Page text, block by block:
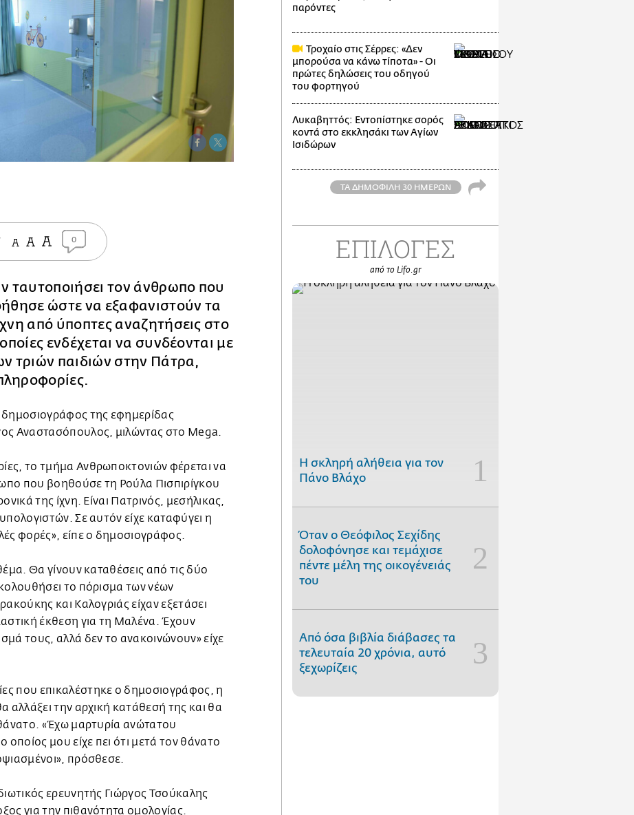
0
ταυτοποιήσει τον άνθρωπο που
ώστε να εξαφανιστούν τα
από ύποπτες αναζητήσεις στο
ενδέχεται να συνδέονται με
τριών παιδιών στην Πάτρα,
της εφημερίδας
Αναστασόπουλος, μιλώντας στο Mega.
το τμήμα Ανθρωποκτονιών φέρεται να
που βοηθούσε τη Ρούλα Πισπιρίγκου
της ίχνη. Είναι Πατρινός, μεσήλικας,
Σε αυτόν είχε καταφύγει η
φορές», είπε ο δημοσιογράφος.
Θα γίνουν καταθέσεις από τις δύο
το πόρισμα των νέων
και Καλογριάς είχαν εξετάσει
έκθεση για τη Μαλένα. Έχουν
τους, αλλά δεν το ανακοινώνουν» είχε
που επικαλέστηκε ο δημοσιογράφος, η
αλλάξει την αρχική κατάθεσή της και θα
«Έχω μαρτυρία ανώτατου
οποίος μου είχε πει ότι μετά τον θάνατο
πρόσθεσε.
ερευνητής Γιώργος Τσούκαλης
για την πιθανότητα ομολογίας.
παρόντες
Τροχαίο στις Σέρρες: «Δεν
μπορούσα να κάνω τίποτα» - Οι
πρώτες δηλώσεις του οδηγού
του φορτηγού
Λυκαβηττός: Εντοπίστηκε σορός
κοντά στο εκκλησάκι των Αγίων
Ισιδώρων
ΤΑ ΔΗΜΟΦΙΛΗ 30 ΗΜΕΡΩΝ
ΕΠΙΛΟΓΕΣ
από το Lifo.gr
H σκληρή αλήθεια για τον
Πάνο Βλάχο
Όταν ο Θεόφιλος Σεχίδης
δολοφόνησε και τεμάχισε
πέντε μέλη της οικογένειάς
του
Από όσα βιβλία διάβασες τα
τελευταία 20 χρόνια, αυτό
ξεχωρίζεις